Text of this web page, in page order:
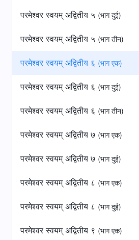
परमेश्‍वर स्वयम् अद्वितीय ५ (भाग दुई)
परमेश्‍वर स्वयम् अद्वितीय ५ (भाग तीन)
परमेश्‍वर स्वयम् अद्वितीय ६ (भाग एक)
परमेश्‍वर स्वयम् अद्वितीय ६ (भाग दुई)
परमेश्‍वर स्वयम् अद्वितीय ६ (भाग तीन)
परमेश्‍वर स्वयम् अद्वितीय ७ (भाग एक)
परमेश्‍वर स्वयम् अद्वितीय ७ (भाग दुई)
परमेश्‍वर स्वयम् अद्वितीय ८ (भाग एक)
परमेश्‍वर स्वयम् अद्वितीय ८ (भाग दुई)
परमेश्‍वर स्वयम् अद्वितीय ९ (भाग एक)